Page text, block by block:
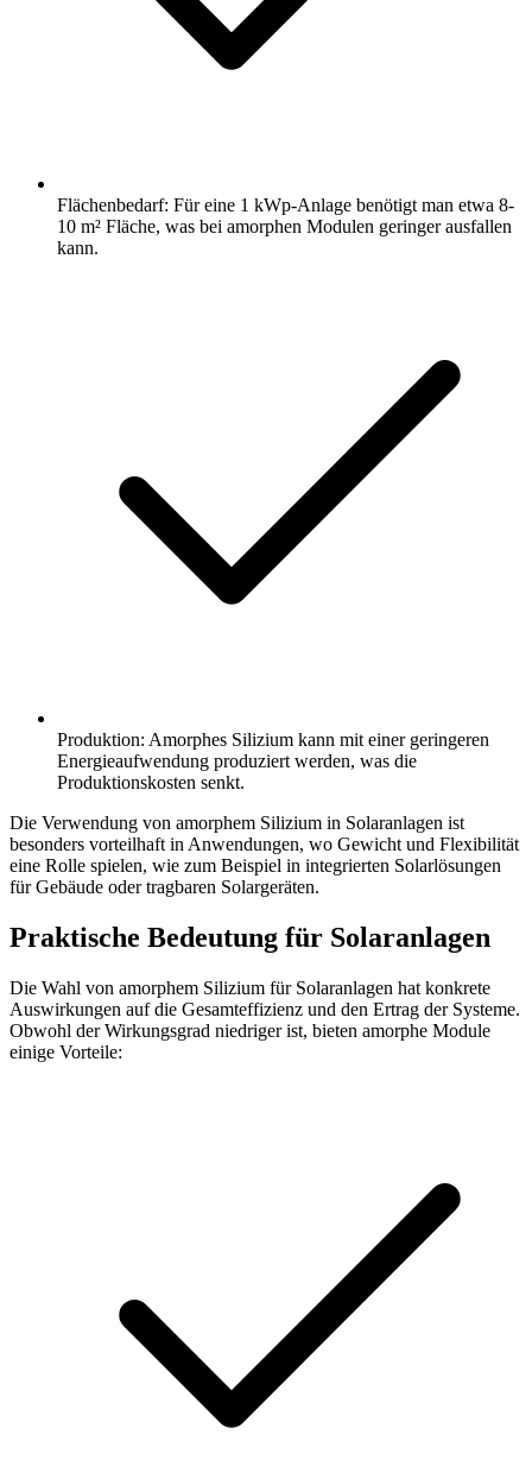
Flächenbedarf: Für eine 1 kWp-Anlage benötigt man etwa 8-
10 m² Fläche, was bei amorphen Modulen geringer ausfallen
kann.
Produktion: Amorphes Silizium kann mit einer geringeren
Energieaufwendung produziert werden, was die
Produktionskosten senkt.
Die Verwendung von amorphem Silizium in Solaranlagen ist
besonders vorteilhaft in Anwendungen, wo Gewicht und Flexibilität
eine Rolle spielen, wie zum Beispiel in integrierten Solarlösungen
für Gebäude oder tragbaren Solargeräten.
Praktische Bedeutung für Solaranlagen
Die Wahl von amorphem Silizium für Solaranlagen hat konkrete
Auswirkungen auf die Gesamteffizienz und den Ertrag der Systeme.
Obwohl der Wirkungsgrad niedriger ist, bieten amorphe Module
einige Vorteile: